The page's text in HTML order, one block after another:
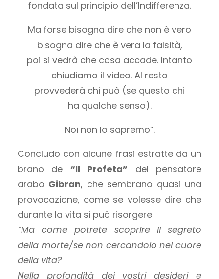
fondata sul principio dell’Indifferenza.
Ma forse bisogna dire che non è vero
bisogna dire che è vera la falsità,
poi si vedrà che cosa accade. Intanto
chiudiamo il video. Al resto
provvederà chi può (se questo chi
ha qualche senso).
Noi non lo sapremo”.
Concludo con alcune frasi estratte da un
brano de “Il Profeta” del pensatore
arabo Gibran, che sembrano quasi una
provocazione, come se volesse dire che
durante la vita si può risorgere.
“Ma come potrete scoprire il segreto
della morte/se non cercandolo nel cuore
della vita?
Nella profondità dei vostri desideri e